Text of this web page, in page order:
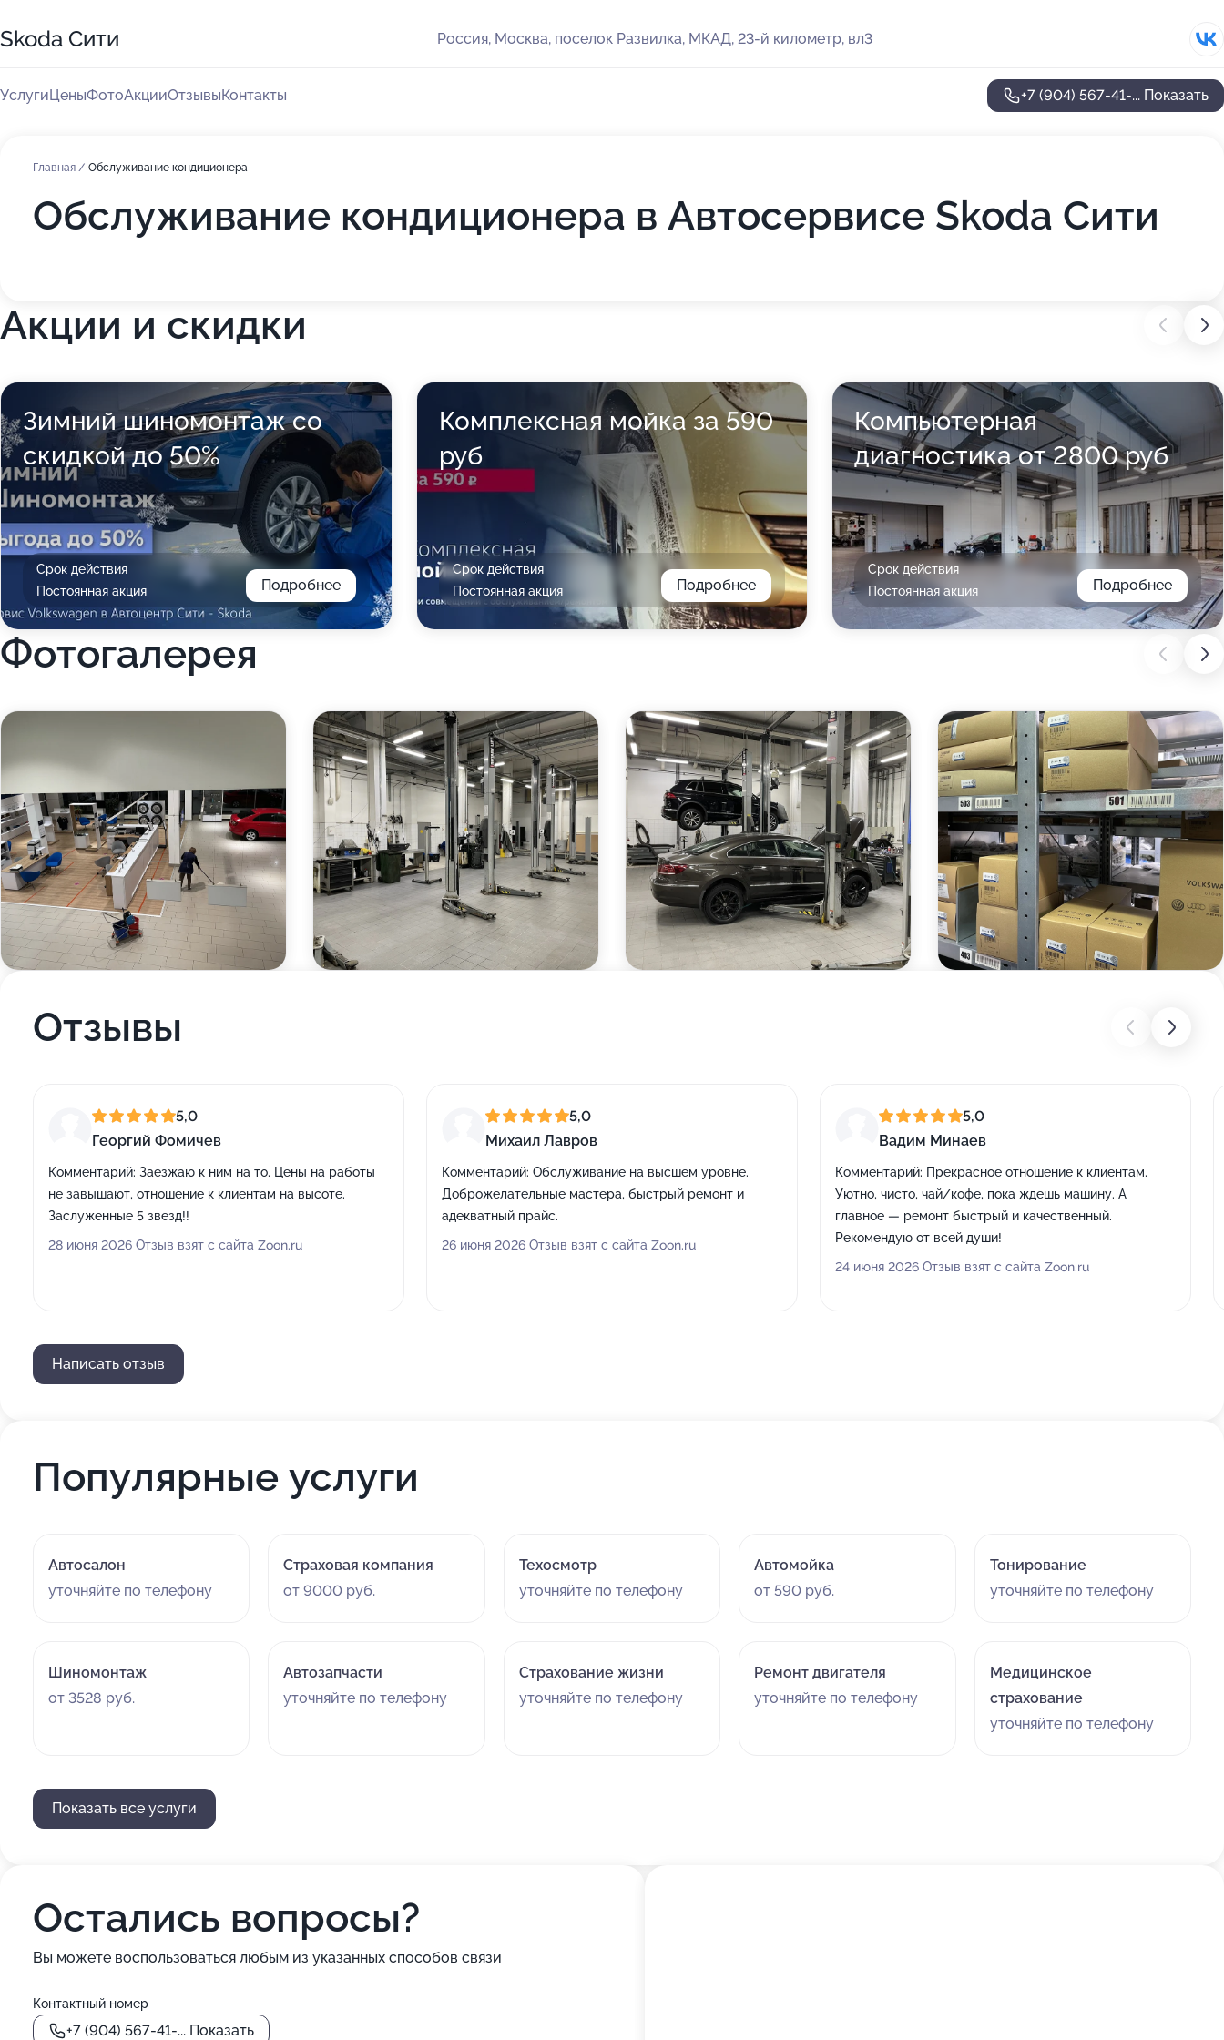
Skoda Сити Россия, Москва, поселок Развилка, МКАД, 23-й километр, вл3
УслугиЦеныФотоАкцииОтзывыКонтакты +7 (904) 567-41-... Показать
Главная / Обслуживание кондиционера
Обслуживание кондиционера в Автосервисе Skoda Сити
Акции и скидки
Зимний шиномонтаж со
скидкой до 50%
Срок действия
Постоянная акция
Подробнее
Комплексная мойка за 590
руб
Срок действия
Постоянная акция
Подробнее
Компьютерная
диагностика от 2800 руб
Срок действия
Постоянная акция
Подробнее
Фотогалерея
Отзывы
5,0
Георгий Фомичев
Комментарий: Заезжаю к ним на то. Цены на работы
не завышают, отношение к клиентам на высоте.
Заслуженные 5 звезд!!
28 июня 2026 Отзыв взят с сайта Zoon.ru
5,0
Михаил Лавров
Комментарий: Обслуживание на высшем уровне.
Доброжелательные мастера, быстрый ремонт и
адекватный прайс.
26 июня 2026 Отзыв взят с сайта Zoon.ru
5,0
Вадим Минаев
Комментарий: Прекрасное отношение к клиентам.
Уютно, чисто, чай/кофе, пока ждешь машину. А
главное — ремонт быстрый и качественный.
Рекомендую от всей души!
24 июня 2026 Отзыв взят с сайта Zoon.ru
Написать отзыв
Популярные услуги
Автосалон
уточняйте по телефону
Страховая компания
от 9000 руб.
Техосмотр
уточняйте по телефону
Автомойка
от 590 руб.
Тонирование
уточняйте по телефону
Шиномонтаж
от 3528 руб.
Автозапчасти
уточняйте по телефону
Страхование жизни
уточняйте по телефону
Ремонт двигателя
уточняйте по телефону
Медицинское
страхование
уточняйте по телефону
Показать все услуги
Остались вопросы?
Вы можете воспользоваться любым из указанных способов связи
Контактный номер
+7 (904) 567-41-... Показать